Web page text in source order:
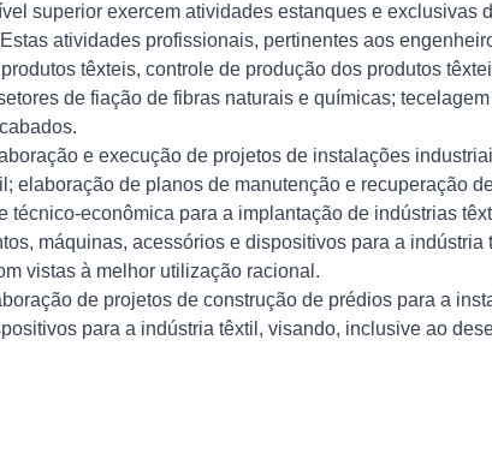
superior exercem atividades estanques e
atividades profissionais, pertinentes aos
têxteis, controle de produção dos produtos
de fiação de fibras naturais e químicas;
e execução de projetos de instalações
elaboração de planos de manutenção e recuperação
técnico-econômica para a implantação de indústrias
máquinas, acessórios e dispositivos para a
vistas à melhor utilização racional.
de projetos de construção de prédios para a
para a indústria têxtil, visando, inclusive ao